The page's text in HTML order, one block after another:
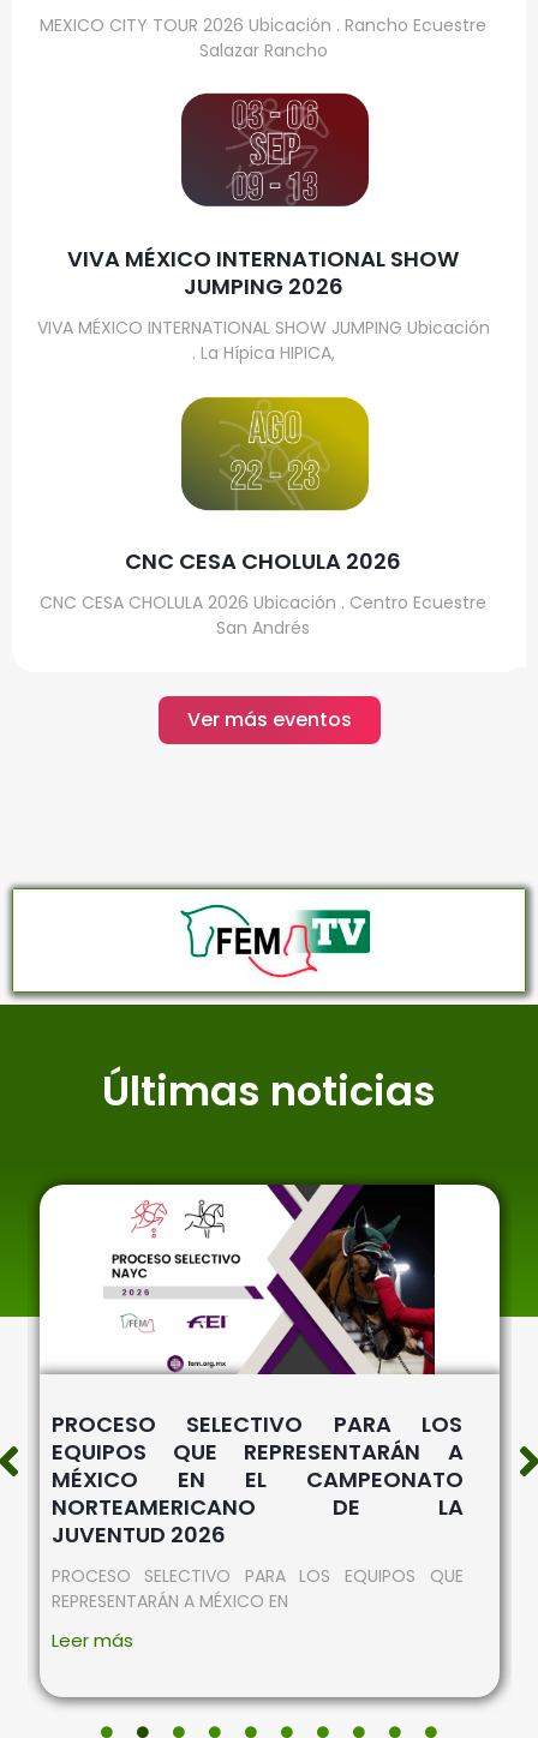
MEXICO CITY TOUR 2026 Ubicación . Rancho Ecuestre
Salazar Rancho
VIVA MÉXICO INTERNATIONAL SHOW
JUMPING 2026
VIVA MÉXICO INTERNATIONAL SHOW JUMPING Ubicación
. La Hípica HIPICA,
CNC CESA CHOLULA 2026
CNC CESA CHOLULA 2026 Ubicación . Centro Ecuestre
San Andrés
Ver más eventos
Últimas noticias
PROCESO SELECTIVO PARA LOS
EQUIPOS QUE REPRESENTARÁN A
MÉXICO EN EL CAMPEONATO
NORTEAMERICANO DE LA
JUVENTUD 2026
PROCESO SELECTIVO PARA LOS EQUIPOS QUE
REPRESENTARÁN A MÉXICO EN
Leer más